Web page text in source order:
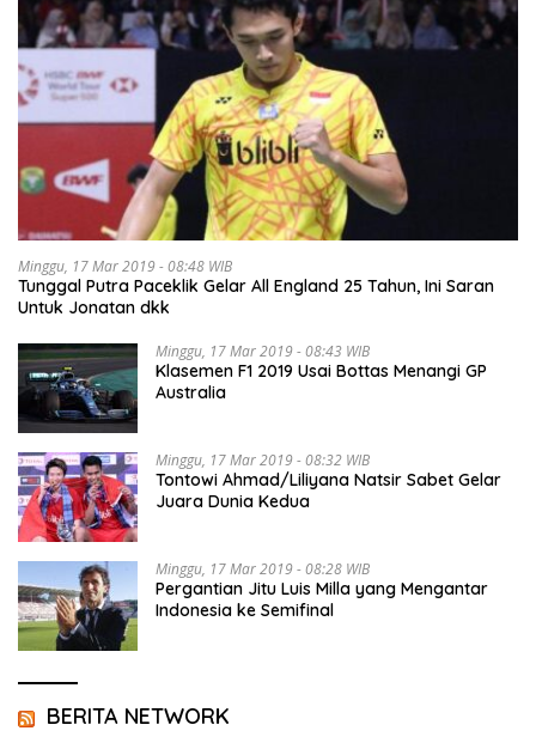
Minggu, 17 Mar 2019 - 08:48 WIB
Tunggal Putra Paceklik Gelar All England 25 Tahun, Ini Saran
Untuk Jonatan dkk
Minggu, 17 Mar 2019 - 08:43 WIB
Klasemen F1 2019 Usai Bottas Menangi GP
Australia
Minggu, 17 Mar 2019 - 08:32 WIB
Tontowi Ahmad/Liliyana Natsir Sabet Gelar
Juara Dunia Kedua
Minggu, 17 Mar 2019 - 08:28 WIB
Pergantian Jitu Luis Milla yang Mengantar
Indonesia ke Semifinal
BERITA NETWORK